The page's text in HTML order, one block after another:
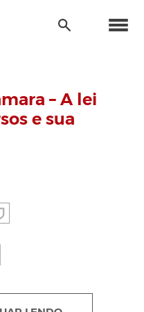
– A lei
e sua